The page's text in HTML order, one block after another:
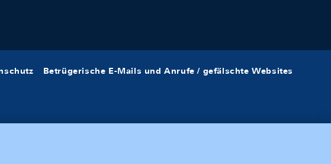
Betrügerische E-Mails und Anrufe / gefälschte Websites